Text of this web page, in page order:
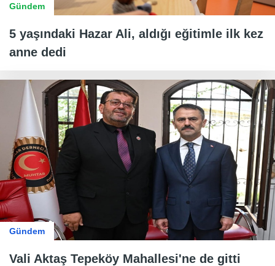
Gündem
5 yaşındaki Hazar Ali, aldığı eğitimle ilk kez
anne dedi
Gündem
Vali Aktaş Tepeköy Mahallesi'ne de gitti